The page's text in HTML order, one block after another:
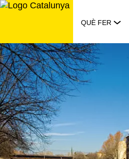
Saltar
QUÈ FER